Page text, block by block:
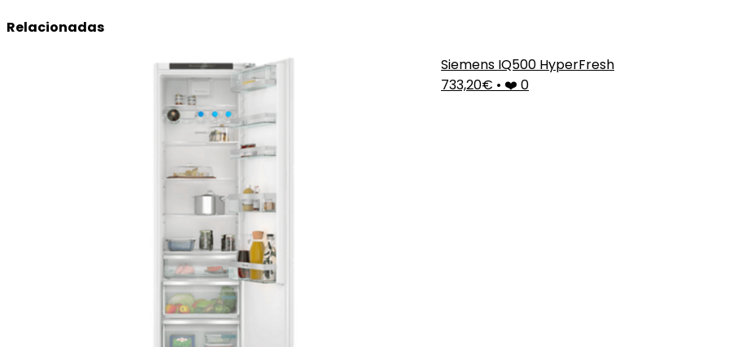
Relacionadas
Siemens IQ500 HyperFresh
733,20€ • ❤️ 0